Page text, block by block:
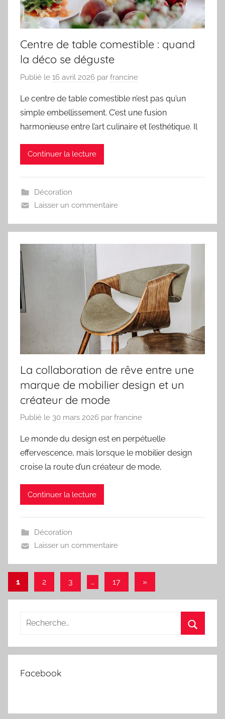
Centre de table comestible : quand
la déco se déguste
Publié le 16 avril 2026 par francine
Le centre de table comestible n’est pas qu’un
simple embellissement. C’est une fusion
harmonieuse entre l’art culinaire et l’esthétique. Il
Continuer la lecture
Décoration
Laisser un commentaire
La collaboration de rêve entre une
marque de mobilier design et un
créateur de mode
Publié le 30 mars 2026 par francine
Le monde du design est en perpétuelle
effervescence, mais lorsque le mobilier design
croise la route d’un créateur de mode,
Continuer la lecture
Décoration
Laisser un commentaire
Pagination
des
publications
1 2 3 … 17
Articles
»
Recherche
:
Facebook